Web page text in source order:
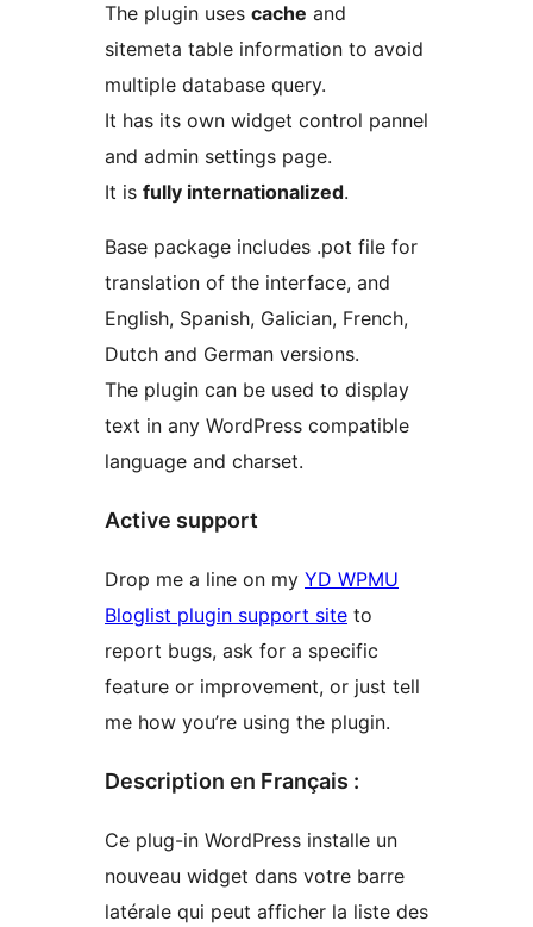
The plugin uses cache and
sitemeta table information to avoid
multiple database query.
It has its own widget control pannel
and admin settings page.
It is fully internationalized.
Base package includes .pot file for
translation of the interface, and
English, Spanish, Galician, French,
Dutch and German versions.
The plugin can be used to display
text in any WordPress compatible
language and charset.
Active support
Drop me a line on my YD WPMU
Bloglist plugin support site to
report bugs, ask for a specific
feature or improvement, or just tell
me how you’re using the plugin.
Description en Français :
Ce plug-in WordPress installe un
nouveau widget dans votre barre
latérale qui peut afficher la liste des